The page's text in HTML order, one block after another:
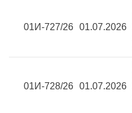
01И-727/26 01.07.2026
01И-728/26 01.07.2026